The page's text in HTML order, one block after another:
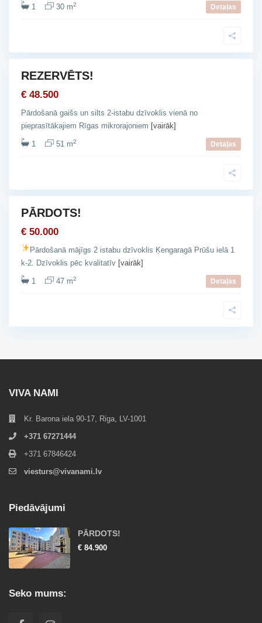
1 30 m2 Detaļas
a
REZERVĒTS!
€ 48.500
Pārdošanā gaišs un silts 2-istabu dzīvoklis vienā no
pieprasītākajiem Rīgas mikrorajoniem [vairāk]
1 51 m2 Detaļas
Ķ
e
g
a
r
PĀRDOTS!
€ 50.000
Pārdošanā mājīgs 2 istabu dzīvoklis Ķengaragā Prūšu ielā 1
k-2. Dzīvoklis pēc kvalitatīv [vairāk]
1 47 m2 Detaļas
VIVA NAMI
Kr. Barona iela 90-17, Riga, LV-1001
+371 67271444
+371 67846424
viesturs@vivanami.lv
Piedāvājumi
PĀRDOTS!
€ 84.900
Seko mums: